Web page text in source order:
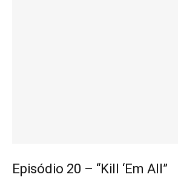
Episódio 20 – “Kill ‘Em All”